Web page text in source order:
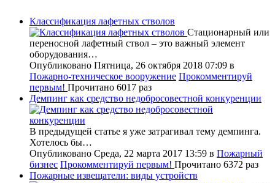
Классификация лафетных стволов
Стационарный или
переносной лафетный ствол – это важный элемент
оборудования…
Опубликовано Пятница, 26 октября 2018 07:09 в
Пожарно-техническое вооружение Прокомментируй
первым! Прочитано 6017 раз
Демпинг как средство недобросовестной конкуренции
В предыдущей статье я уже затрагивал тему демпинга.
Хотелось бы…
Опубликовано Среда, 22 марта 2017 13:59 в Пожарный
бизнес Прокомментируй первым! Прочитано 6372 раз
Пожарные извещатели: виды устройств